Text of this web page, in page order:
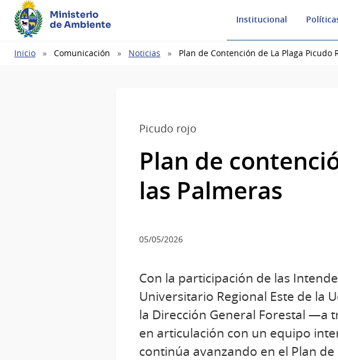
Ministerio
de Ambiente
Institucional
Ruta
Inicio Comunicación Noticias Plan de Contención de La Plaga Picudo
Picudo rojo
Plan de
las Palmeras
05/05/2026
Con la participación de las
Universitario Regional Este de la
la Dirección General Forestal —a
en articulación con un equipo
continúa avanzando en el Plan